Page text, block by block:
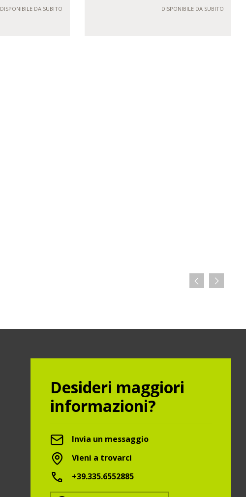
DISPONIBILE DA SUBITO DISPONIBILE DA SUBITO
Desideri maggiori
informazioni?
Invia un messaggio
Vieni a trovarci
+39.335.6552885